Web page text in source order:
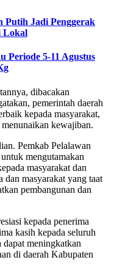
Putih Jadi Penggerak
Lokal
Periode 5-11 Agustus
dibacakan
pemerintah daerah
kepada masyarakat,
kewajiban.
Pemkab Pelalawan
mengutamakan
masyarakat dan
dan masyarakat yang taat
pembangunan dan
kepada penerima
kasih kepada seluruh
meningkatkan
di daerah Kabupaten